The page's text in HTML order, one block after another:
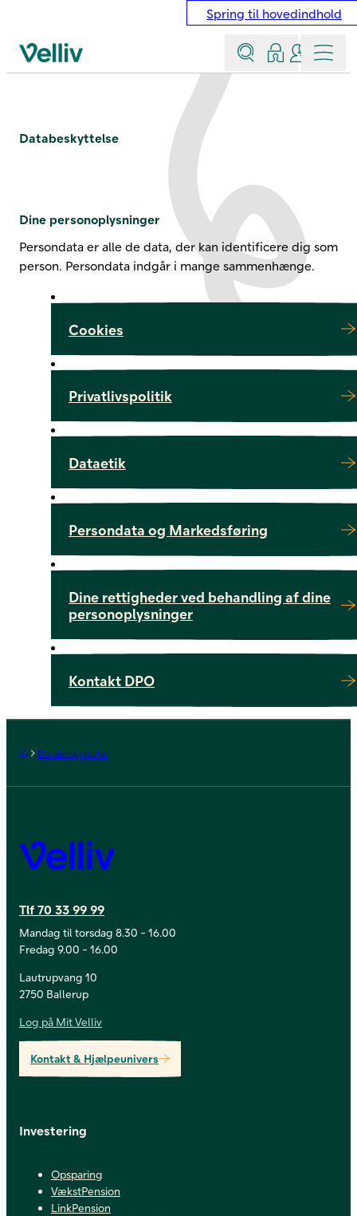
Spring til hovedindhold
Velliv startside
Søg Log indKontakt
Menu
Databeskyttelse
Databeskyttelse
Dine personoplysninger
Persondata er alle de data, der kan identificere dig som
person. Persondata indgår i mange sammenhænge.
Cookies
Privatlivspolitik
Dataetik
Persondata og Markedsføring
Dine rettigheder ved behandling af dine
personoplysninger
Kontakt DPO
Forside
Databeskyttelse
Velliv
Tlf 70 33 99 99
Mandag til torsdag 8.30 - 16.00
Fredag 9.00 - 16.00
Lautrupvang 10
2750 Ballerup
Log på Mit Velliv
Kontakt & Hjælpeunivers
Investering
Opsparing
VækstPension
LinkPension